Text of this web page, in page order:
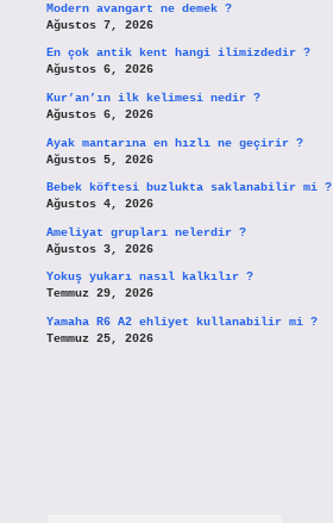
Modern avangart ne demek ?
Ağustos 7, 2026
En çok antik kent hangi ilimizdedir ?
Ağustos 6, 2026
Kur’an’ın ilk kelimesi nedir ?
Ağustos 6, 2026
Ayak mantarına en hızlı ne geçirir ?
Ağustos 5, 2026
Bebek köftesi buzlukta saklanabilir mi ?
Ağustos 4, 2026
Ameliyat grupları nelerdir ?
Ağustos 3, 2026
Yokuş yukarı nasıl kalkılır ?
Temmuz 29, 2026
Yamaha R6 A2 ehliyet kullanabilir mi ?
Temmuz 25, 2026